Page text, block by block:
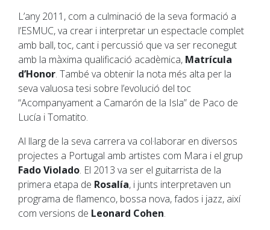
L’any 2011, com a culminació de la seva formació a
l’ESMUC, va crear i interpretar un espectacle complet
amb ball, toc, cant i percussió que va ser reconegut
amb la màxima qualificació acadèmica, Matrícula
d’Honor. També va obtenir la nota més alta per la
seva valuosa tesi sobre l’evolució del toc
“Acompanyament a Camarón de la Isla” de Paco de
Lucía i Tomatito.
Al llarg de la seva carrera va col·laborar en diversos
projectes a Portugal amb artistes com Mara i el grup
Fado Violado. El 2013 va ser el guitarrista de la
primera etapa de Rosalía, i junts interpretaven un
programa de flamenco, bossa nova, fados i jazz, així
com versions de Leonard Cohen.